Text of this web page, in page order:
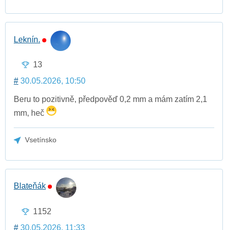
Leknín.
13
# 30.05.2026, 10:50
Beru to pozitivně, předpověď 0,2 mm a mám zatím 2,1
mm, heč
Vsetínsko
Blateňák
1152
# 30.05.2026, 11:33